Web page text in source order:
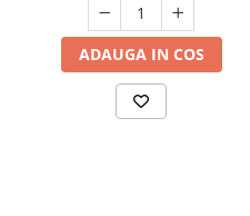
Hote bucatarie
Consumabile
Hote cupolare
ADAUGA IN COS